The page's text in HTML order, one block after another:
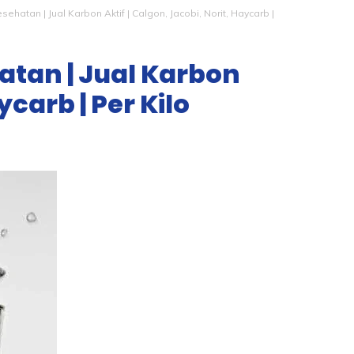
| Jual Karbon Aktif | Calgon, Jacobi, Norit, Haycarb |
| Jual Karbon
| Per Kilo